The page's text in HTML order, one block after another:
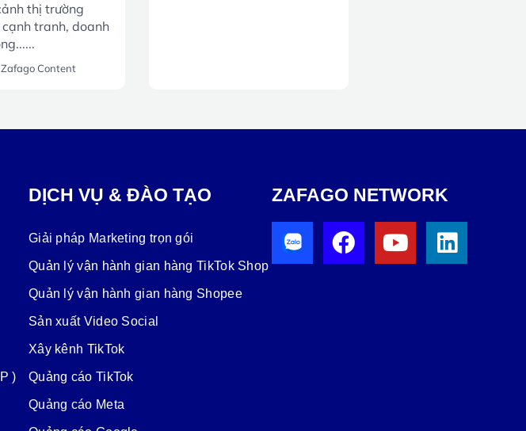
thị trường
tranh, doanh
Zafago Content
)
DỊCH VỤ & ĐÀO TẠO
Giải pháp Marketing trọn gói
Quản lý vận hành gian hàng TikTok Shop
Quản lý vận hành gian hàng Shopee
Sản xuất Video Social
Xây kênh TikTok
Quảng cáo TikTok
Quảng cáo Meta
ZAFAGO NETWORK